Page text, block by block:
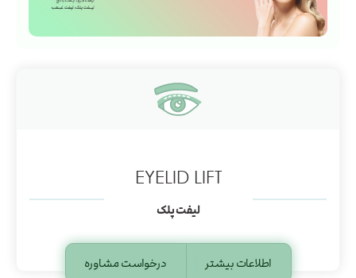
EYELID LIFT
لیفت پلک
اطلاعات بیشتر درخواست مشاوره